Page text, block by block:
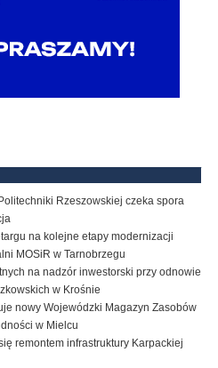
Rzeszowskiej czeka spora
na kolejne etapy modernizacji
MOSiR w Tarnobrzegu
na nadzór inwestorski przy odnowie
w Krośnie
nowy Wojewódzki Magazyn Zasobów
w Mielcu
remontem infrastruktury Karpackiej